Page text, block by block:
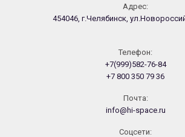
Адрес:
454046, г.Челябинск,
Телефон:
+7(999)582-76-84
+7 800 350 79 36
Почта:
info@hi-space.ru
Cоцсети: